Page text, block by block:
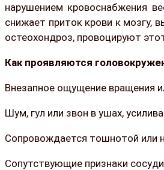
нарушением кровоснабжения
снижает приток крови к мозгу,
остеохондроз, провоцируют
Как проявляются
Внезапное ощущение вращения
Шум, гул или звон в ушах,
Сопровождается тошнотой или
Сопутствующие признаки